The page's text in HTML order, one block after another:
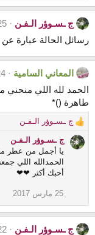
e
a
c
t
o
n
s
:
ج ـسـوؤر الـفـن
25
رسائل الحالة عبارة
المعاني السامية
24
الحمد لله اللي منحني
طاهرة ()*
R
e
a
s
:
ج ـسـوؤر الـفـن
ج ـسـوؤر الـفـن
يا أجمل من عطر
الحمدالله اللي
أحبك أكثر ❤❤
25 مارس 2017
ج ـسـوؤر الـفـن
22